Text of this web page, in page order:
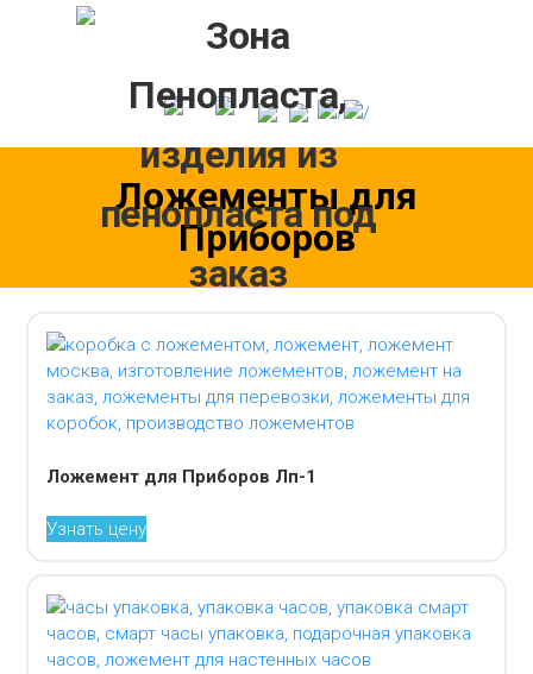
Ложементы для
Приборов
Ложемент для Приборов Лп-1
Узнать цену